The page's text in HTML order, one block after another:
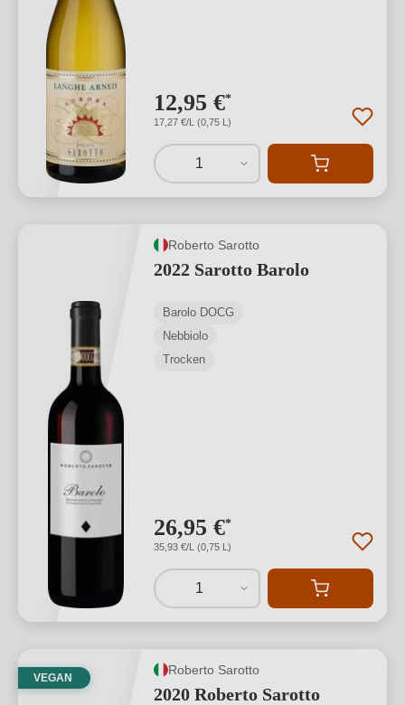
12,95 €*
17,27 €/L (0,75 L)
1
Roberto Sarotto
2022 Sarotto Barolo
Barolo DOCG
Nebbiolo
Trocken
26,95 €*
35,93 €/L (0,75 L)
1
VEGAN
Roberto Sarotto
2020 Roberto Sarotto